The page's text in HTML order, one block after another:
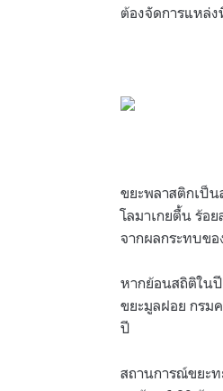
ต้องจัดการแหล่ง
ขยะพลาสติกเป็
โลมาเกยตื้น ร้อ
จากผลกระทบขอ
หากย้อนสถิติใน
ขยะมูลฝอย กรม
ปี
สถานการณ์ขยะ